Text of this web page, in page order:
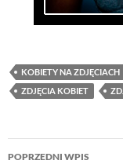
KOBIETY NA ZDJĘCIACH
ZDJĘCIA KOBIET
Nawigacja
POPRZEDNI WPIS